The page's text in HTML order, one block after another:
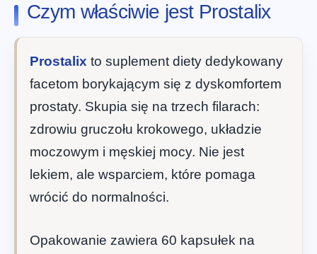
Czym właściwie jest Prostalix
Prostalix to suplement diety dedykowany
facetom borykającym się z dyskomfortem
prostaty. Skupia się na trzech filarach:
zdrowiu gruczołu krokowego, układzie
moczowym i męskiej mocy. Nie jest
lekiem, ale wsparciem, które pomaga
wrócić do normalności.
Opakowanie zawiera 60 kapsułek na